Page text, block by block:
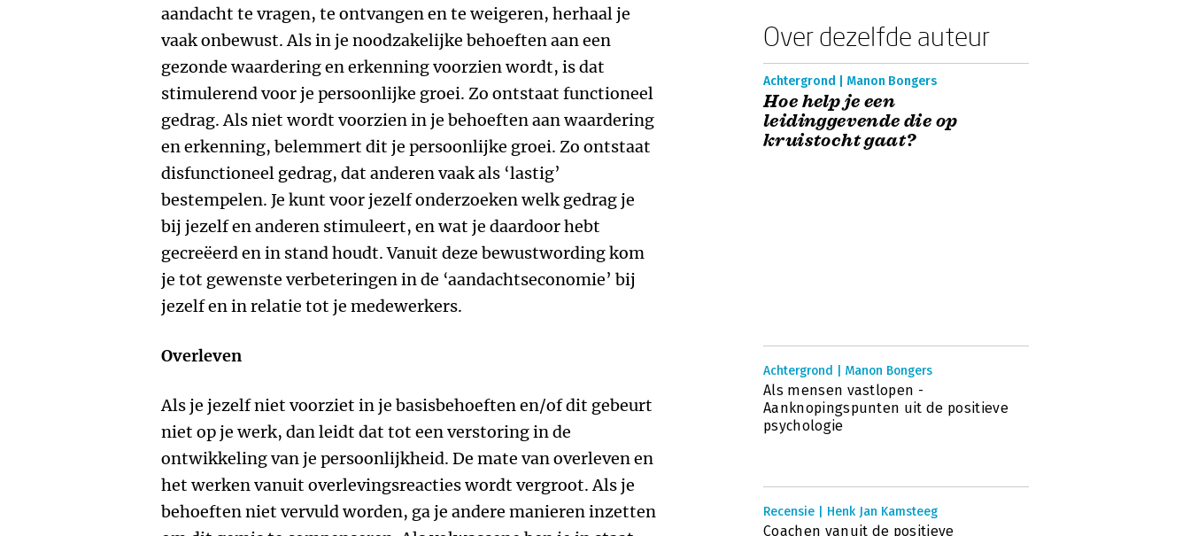
aandacht te vragen, te ontvangen en te weigeren, herhaal je
vaak onbewust. Als in je noodzakelijke behoeften aan een
gezonde waardering en erkenning voorzien wordt, is dat
stimulerend voor je persoonlijke groei. Zo ontstaat functioneel
gedrag. Als niet wordt voorzien in je behoeften aan waardering
en erkenning, belemmert dit je persoonlijke groei. Zo ontstaat
disfunctioneel gedrag, dat anderen vaak als ‘lastig’
bestempelen. Je kunt voor jezelf onderzoeken welk gedrag je
bij jezelf en anderen stimuleert, en wat je daardoor hebt
gecreëerd en in stand houdt. Vanuit deze bewustwording kom
je tot gewenste verbeteringen in de ‘aandachtseconomie’ bij
jezelf en in relatie tot je medewerkers.
Overleven
Als je jezelf niet voorziet in je basisbehoeften en/of dit gebeurt
niet op je werk, dan leidt dat tot een verstoring in de
ontwikkeling van je persoonlijkheid. De mate van overleven en
het werken vanuit overlevingsreacties wordt vergroot. Als je
behoeften niet vervuld worden, ga je andere manieren inzetten
Over dezelfde auteur
Achtergrond | Manon Bongers
Hoe help je een
leidinggevende die op
kruistocht gaat?
Achtergrond | Manon Bongers
Als mensen vastlopen -
Aanknopingspunten uit de positieve
psychologie
Recensie | Henk Jan Kamsteeg
Coachen vanuit de positieve